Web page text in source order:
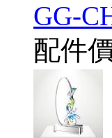
GG-
配件